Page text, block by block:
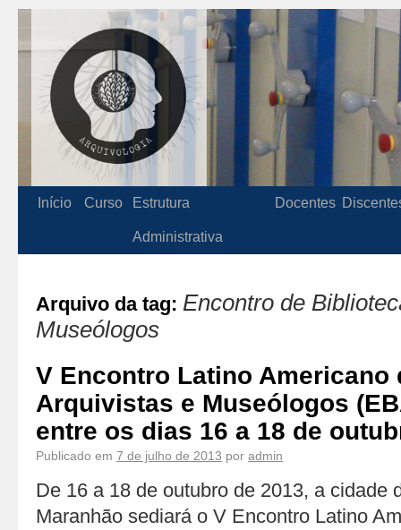
Início Curso Estrutura
Administrativa
Docentes
Arquivo da tag: Encontro de
Museólogos
V Encontro Latino
Arquivistas e Museólogos
entre os dias 16 a 18 de
Publicado em 7 de julho de 2013 por admin
De 16 a 18 de outubro de 2013, a cidade
Maranhão sediará o V Encontro Latino